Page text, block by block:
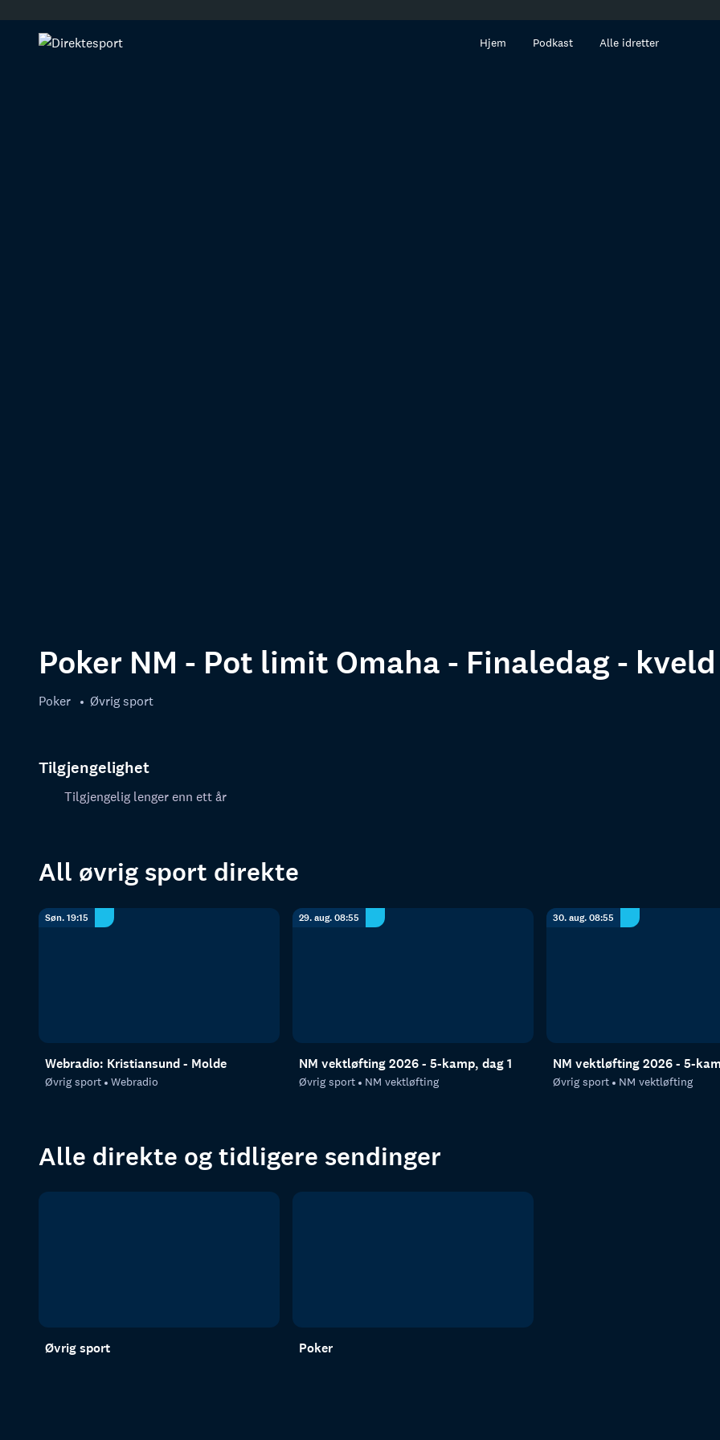
innhold
Hjem Podkast Alle idretter
Poker NM - Pot limit Omaha - Finaledag -
Poker Øvrig sport
Tilgjengelighet
Tilgjengelig lenger enn ett år
All øvrig sport direkte
Søn. 19:15
Webradio: Kristiansund - Molde
Øvrig sport Webradio
29. aug. 08:55
NM vektløfting 2026 - 5-kamp, dag 1
Øvrig sport NM vektløfting
30. aug. 08:55
NM vektløfting 2026 - 5-
Øvrig sport NM vektløfting
Alle direkte og tidligere sendinger
Øvrig sport Poker